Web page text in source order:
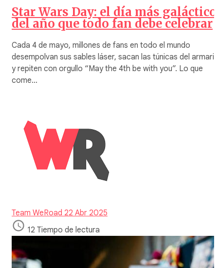
Star Wars Day: el día más galáctico
del año que todo fan debe celebrar
Cada 4 de mayo, millones de fans en todo el mundo
desempolvan sus sables láser, sacan las túnicas del
y repiten con orgullo “May the 4th be with you”. Lo que
come…
Team WeRoad 22 Abr 2025
12 Tiempo de lectura